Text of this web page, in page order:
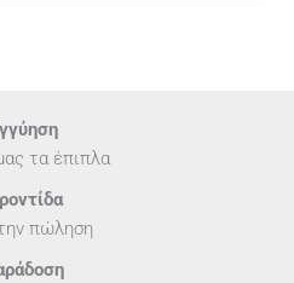
τα έπιπλα
πώληση